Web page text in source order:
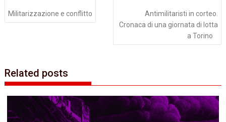
Militarizzazione e conflitto
Antimilitaristi in corteo.
Cronaca di una giornata di lotta
a Torino
Related posts